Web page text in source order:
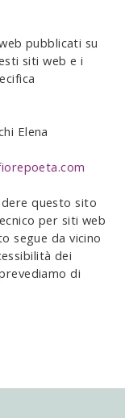
pubblicati su
siti web e i
Elena
questo sito
per siti web
segue da vicino
dei
di